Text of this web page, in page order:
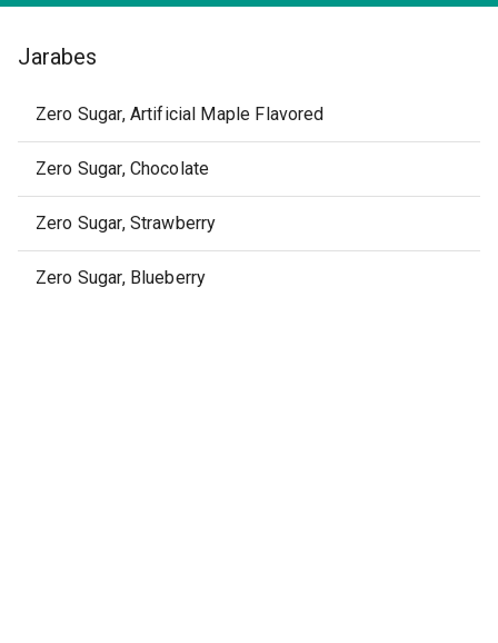
Jarabes
Zero Sugar, Artificial Maple Flavored
Zero Sugar, Chocolate
Zero Sugar, Strawberry
Zero Sugar, Blueberry